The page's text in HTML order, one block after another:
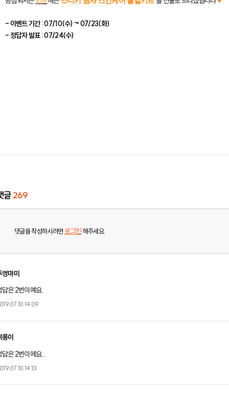
- 이벤트 기간 : 07/10(수) ~ 07/23(화)
- 정답자 발표 : 07/24(수)
글269
댓글을 작성하시려면 로그인해주세요.
영마미
답은 2번이예요.
14:09
이
답은 2번이에요...
14:13